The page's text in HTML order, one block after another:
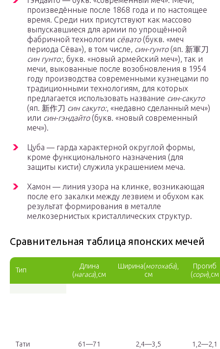
произведённые после 1868 года и по настоящее
время. Среди них присутствуют как массово
выпускавшиеся для армии по упрощённой
фабричной технологии сёвато(букв. «меч
периода Сёва»), в том числе, син-гунто(яп. 新軍刀
син гунто:, букв. «новый армейский меч»), так и
мечи, выкованные после возобновления в 1954
году производства современными кузнецами по
традиционными технологиям, для которых
предлагается использовать название син-сакуто
(яп. 新作刀 син сакуто:, «недавно сделанный меч»)
или син-гэндайто(букв. «новый современный
меч»).
Цуба — гарда характерной округлой формы,
кроме функционального назначения (для
защиты кисти) служила украшением меча.
Хамон — линия узора на клинке, возникающая
после его закалки между лезвием и обухом как
результат формирования в металле
мелкозернистых кристаллических структур.
Сравнительная таблица японских мечей
Тип
Длина
(нагаса),см
Ширина(мотохаба),
см
Прогиб
(сори),см
Тати 61—71 2,4—3,5 1,2—2,1